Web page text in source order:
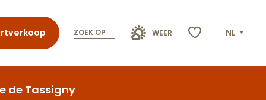
ZOEK OP WEER NL
de Tassigny